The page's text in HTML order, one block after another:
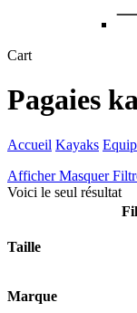
CartClose
Pagaies
Accueil Kayaks
Afficher Masquer
Voici le seul résultat
Close
Taille
Marque